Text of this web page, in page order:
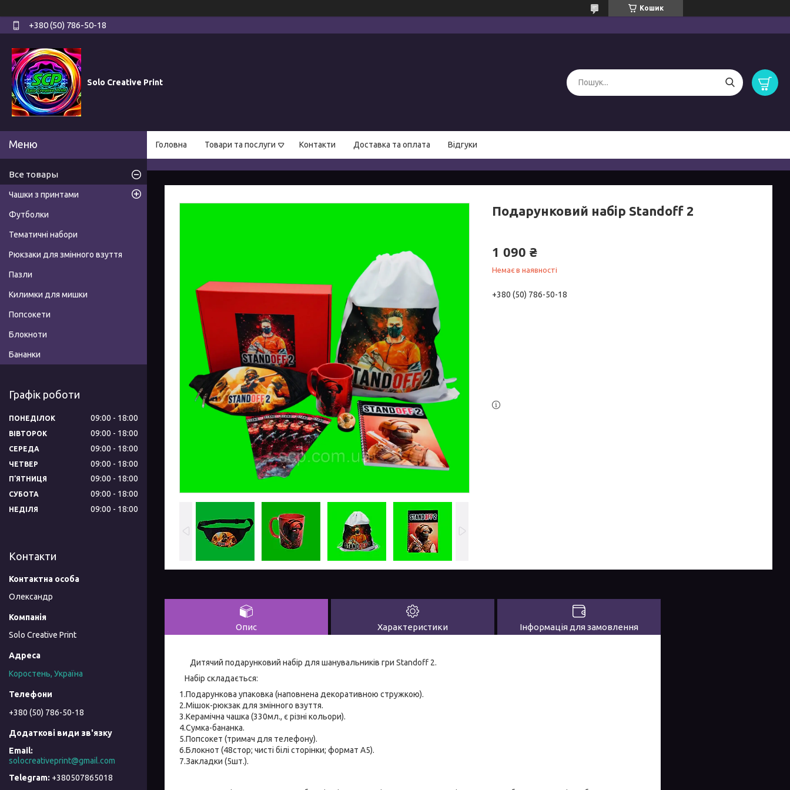
Кошик
+380 (50) 786-50-18
Solo Creative Print
Головна Товари та послуги Контакти Доставка та оплата Відгуки
Подарунковий набір Standoff 2
1 090 ₴
Немає в наявності
+380 (50) 786-50-18
Опис Характеристики Інформація для замовлення
Дитячий подарунковий набір для шанувальників гри Standoff 2.
Набір складається:
1.Подарункова упаковка (наповнена декоративною стружкою).
2.Мішок-рюкзак для змінного взуття.
3.Керамічна чашка (330мл., є різні кольори).
4.Сумка-бананка.
5.Попсокет (тримач для телефону).
6.Блокнот (48стор; чисті білі сторінки; формат А5).
7.Закладки (5шт.).
Все товары
Чашки з принтами
Футболки
Тематичні набори
Рюкзаки для змінного взуття
Пазли
Килимки для мишки
Попсокети
Блокноти
Бананки
Графік роботи
ПОНЕДІЛОК 09:00 18:00
ВІВТОРОК 09:00 18:00
СЕРЕДА 09:00 18:00
ЧЕТВЕР 09:00 18:00
ПʼЯТНИЦЯ 09:00 18:00
СУБОТА 09:00 18:00
НЕДІЛЯ 09:00 18:00
Контакти
Олександр
Solo Creative Print
Коростень, Україна
+380 (50) 786-50-18
solocreativeprint@gmail.com
+380507865018